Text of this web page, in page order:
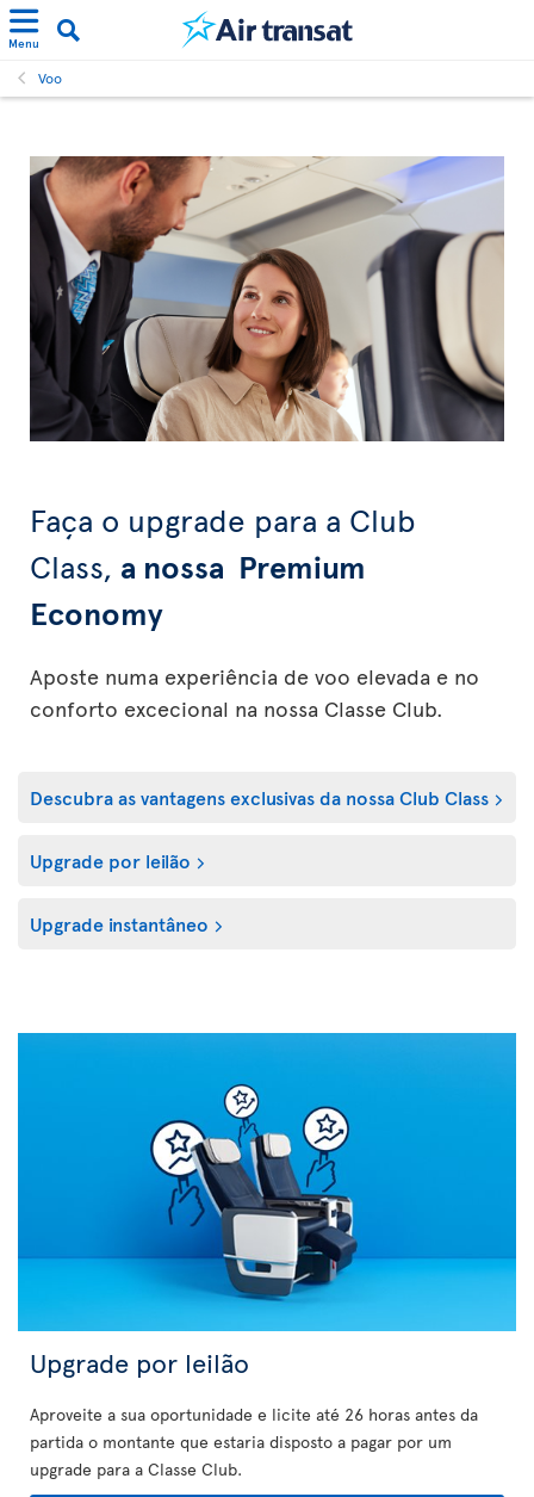
Menu
Voo
Faça o upgrade para a Club
Class, a nossa Premium
Economy
Aposte numa experiência de voo elevada e no
conforto excecional na nossa Classe Club.
Descubra as vantagens exclusivas da nossa Club Class
Upgrade por leilão
Upgrade instantâneo
Upgrade por leilão
Aproveite a sua oportunidade e licite até 26 horas antes da
partida o montante que estaria disposto a pagar por um
upgrade para a Classe Club.